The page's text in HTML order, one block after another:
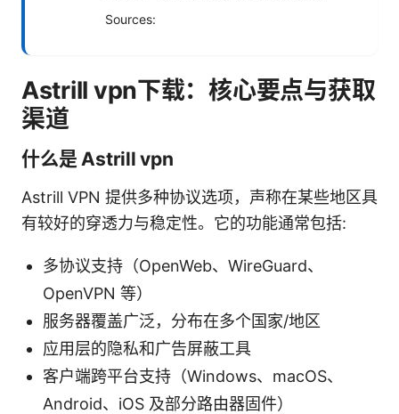
Sources:
Astrill vpn下载：核心要点与获取
渠道
什么是 Astrill vpn
Astrill VPN 提供多种协议选项，声称在某些地区具
有较好的穿透力与稳定性。它的功能通常包括:
多协议支持（OpenWeb、WireGuard、
OpenVPN 等）
服务器覆盖广泛，分布在多个国家/地区
应用层的隐私和广告屏蔽工具
客户端跨平台支持（Windows、macOS、
Android、iOS 及部分路由器固件）